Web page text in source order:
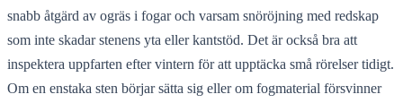
snabb åtgärd av ogräs i fogar och varsam snöröjning med redskap
som inte skadar stenens yta eller kantstöd. Det är också bra att
inspektera uppfarten efter vintern för att upptäcka små rörelser tidigt.
Om en enstaka sten börjar sätta sig eller om fogmaterial försvinner